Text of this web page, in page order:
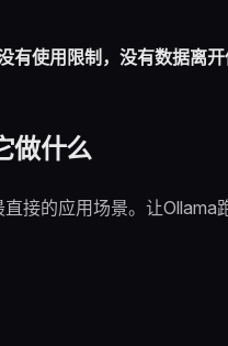
有使用限制，没有数据离
做什么
直接的应用场景。让